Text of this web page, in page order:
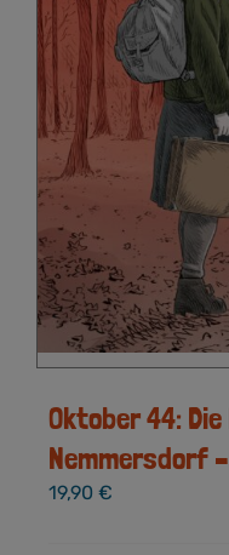
Oktober 44:
Nemmersdorf
19,90 €